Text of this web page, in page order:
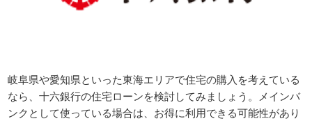
岐阜県や愛知県といった東海エリアで住宅の購入を考えている
なら、十六銀行の住宅ローンを検討してみましょう。メインバ
ンクとして使っている場合は、お得に利用できる可能性があり